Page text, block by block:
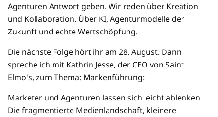
Agenturen Antwort geben. Wir reden über Kreation
und Kollaboration. Über KI, Agenturmodelle der
Zukunft und echte Wertschöpfung.
Die nächste Folge hört ihr am 28. August. Dann
spreche ich mit Kathrin Jesse, der CEO von Saint
Elmo's, zum Thema: Markenführung:
Marketer und Agenturen lassen sich leicht ablenken.
Die fragmentierte Medienlandschaft, kleinere